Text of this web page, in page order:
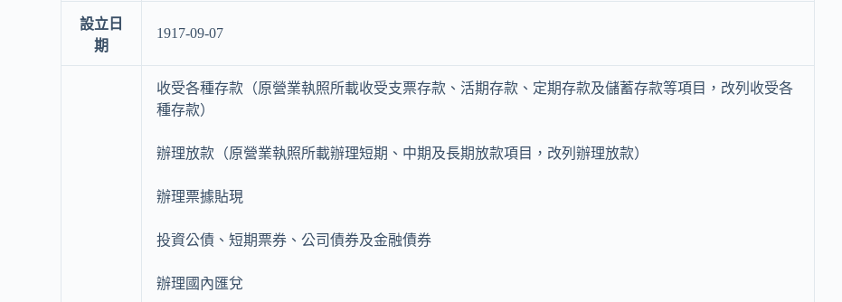
設立日
期
1917-09-07
收受各種存款（原營業執照所載收受支票存款、活期存款、定期存款及儲蓄存款等項目，改列收受各
種存款）
辦理放款（原營業執照所載辦理短期、中期及長期放款項目，改列辦理放款）
辦理票據貼現
投資公債、短期票券、公司債券及金融債券
辦理國內匯兌